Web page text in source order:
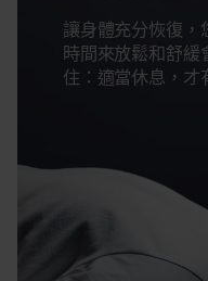
讓身體充分恢復，
時間來放鬆和舒緩
住：適當休息，才